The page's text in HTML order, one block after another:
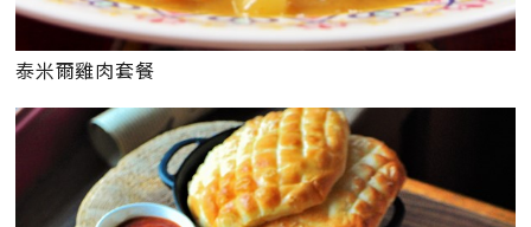
泰米爾雞肉套餐